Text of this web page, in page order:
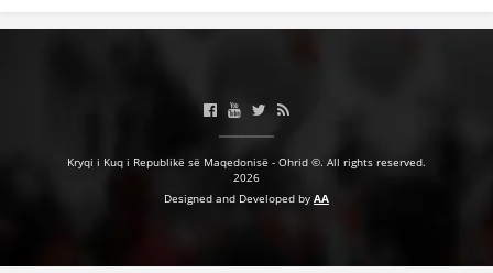
Kryqi i Kuq i Republikë së Maqedonisë - Ohrid ©. All rights reserved.
2026
Designed and Developed by AA